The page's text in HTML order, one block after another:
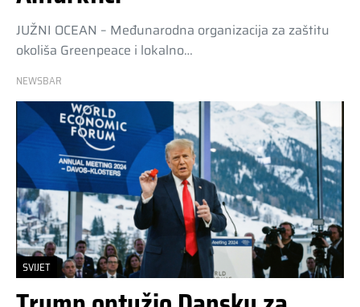
JUŽNI OCEAN – Međunarodna organizacija za zaštitu
okoliša Greenpeace i lokalno…
NEWSBAR
SVIJET